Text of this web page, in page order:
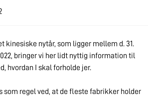
kinesiske nytår, som ligger mellem d. 31.
bringer vi her lidt nyttig information til
hvordan I skal forholde jer.
som regel ved, at de fleste fabrikker holder